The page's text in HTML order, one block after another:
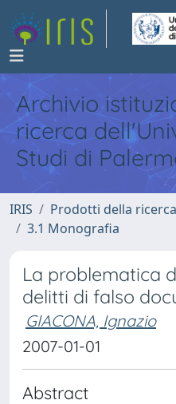
Archivio
ricerca
Studi di
IRIS Prodotti della ricerca
3.1 Monografia
La problematica
delitti di falso
GIACONA, Ignazio
2007-01-01
Abstract